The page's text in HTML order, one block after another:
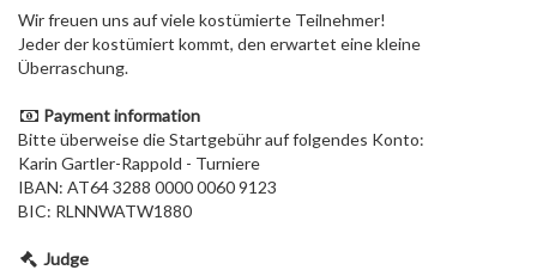
Wir freuen uns auf viele kostümierte Teilnehmer!
Jeder der kostümiert kommt, den erwartet eine kleine
Überraschung.
Payment information
Bitte überweise die Startgebühr auf folgendes Konto:
Karin Gartler-Rappold - Turniere
IBAN: AT64 3288 0000 0060 9123
BIC: RLNNWATW1880
Judge